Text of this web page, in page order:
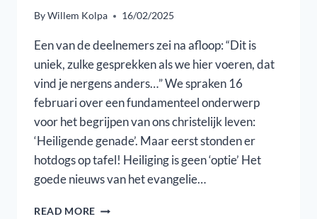
ByWillem Kolpa 16/02/2025
Een van de deelnemers zei na afloop: “Dit is
uniek, zulke gesprekken als we hier voeren, dat
vind je nergens anders…” We spraken 16
februari over een fundamenteel onderwerp
voor het begrijpen van ons christelijk leven:
‘Heiligende genade’. Maar eerst stonden er
hotdogs op tafel! Heiliging is geen ‘optie’ Het
goede nieuws van het evangelie…
READ MORE HOTDOGS